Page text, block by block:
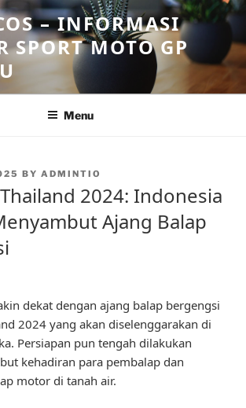
– INFORMASI
SPORT MOTO GP
Menu
BY ADMINTIO
2024: Indonesia
Ajang Balap
dekat dengan ajang balap bergengsi
2024 yang akan diselenggarakan di
Persiapan pun tengah dilakukan
kehadiran para pembalap dan
motor di tanah air.